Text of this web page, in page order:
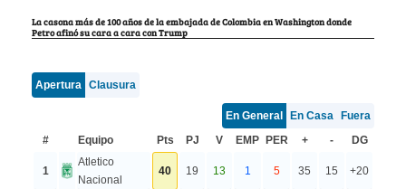
La casona más de 100 años de la embajada de Colombia en Washington donde
Petro afinó su cara a cara con Trump
Apertura Clausura
En General En Casa
Fuera
#
Equipo Pts PJ V EMP PER + - DG
1
Atletico
Nacional
40 19 13 1 5 35 15 +20